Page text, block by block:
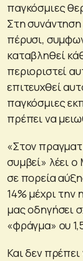
παγκόσμιες
Στη
πέρυσι,
καταβληθεί
περιοριστεί
επιτευχθεί
παγκόσμιες
πρέπει να
«Στον
συμβεί» λέει
σε πορεία
14% μέχρι
μας οδηγήσει
«φράγμα» ου
Και δεν